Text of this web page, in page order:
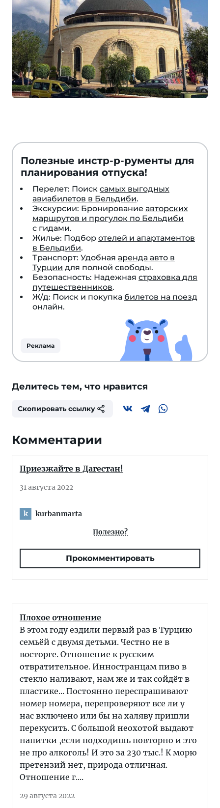
Полезные инстр-р-рументы для
планирования отпуска!
Перелет: Поиск самых выгодных
авиабилетов в Бельдиби.
Экскурсии: Бронирование авторских
маршрутов и прогулок по Бельдиби
с гидами.
Жилье: Подбор отелей и апартаментов
в Бельдиби.
Транспорт: Удобная аренда авто в
Турции для полной свободы.
Безопасность: Надежная страховка для
путешественников.
Ж/д: Поиск и покупка билетов на поезд
онлайн.
Реклама
Делитесь тем, что нравится
Скопировать ссылку
Комментарии
Приезжайте в Дагестан!
31 августа 2022
k kurbanmarta
Полезно?
Прокомментировать
Плохое отношение
В этом году ездили первый раз в Турцию
семьёй с двумя детьми. Честно не в
восторге. Отношение к русским
отвратительное. Инностранцам пиво в
стекло наливают, нам же и так сойдёт в
пластике... Постоянно переспрашивают
номер номера, перепроверяют все ли у
нас включено или бы на халяву пришли
перекусить. С большой неохотой выдают
напитки ,если подходишь повторно и это
не про алкоголь! И это за 230 тыс.! К морю
претензий нет, природа отличная.
Отношение г....
29 августа 2022